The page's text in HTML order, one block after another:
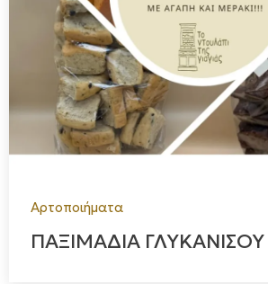
Αρτοποιήματα
ΠΑΞΙΜΑΔΙΑ ΓΛΥΚΑΝΙΣΟΥ